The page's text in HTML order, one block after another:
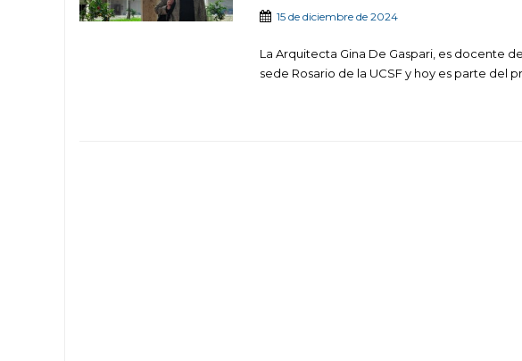
15 de diciembre de 2024
La Arquitecta Gina De Gaspari, es docente
sede Rosario de la UCSF y hoy es parte del